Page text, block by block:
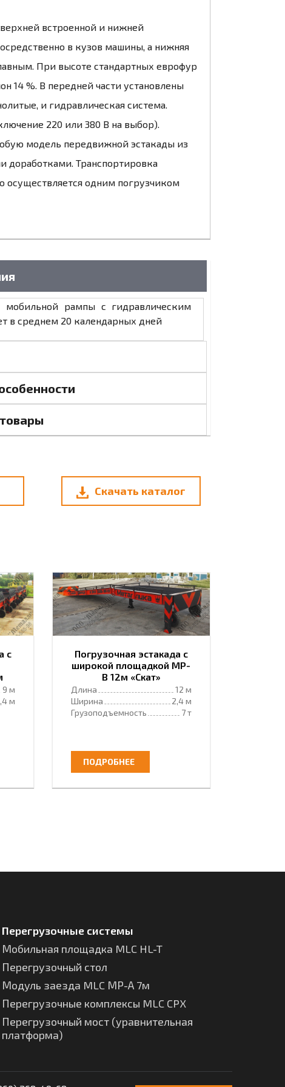
встроенной и нижней
в кузов машины, а нижняя
При высоте стандартных еврофур
14 %. В передней части установлены
и гидравлическая система.
220 или 380 В на выбор).
модель передвижной эстакады из
Транспортировка
одним погрузчиком
мобильной рампы с гидравлическим
в среднем 20 календарных дней
Скачать каталог
с
9 м
м
Погрузочная эстакада с
широкой площадкой МР-
В 12м «Скат»
Длина
12 м
Ширина
2,4 м
Грузоподъемность
7 т
ПОДРОБНЕЕ
Перегрузочные системы
Мобильная площадка MLC HL-T
Перегрузочный стол
Модуль заезда MLC МР-А 7м
Перегрузочные комплексы MLC CPX
Перегрузочный мост (уравнительная
платформа)